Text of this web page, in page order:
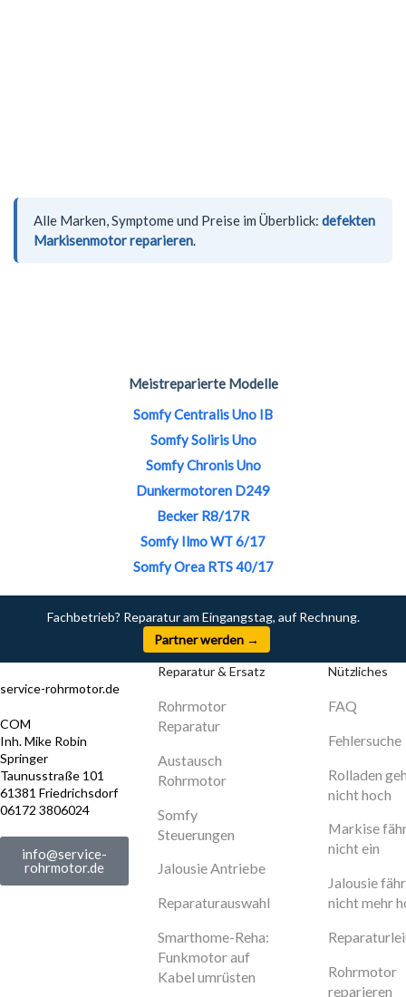
Alle Marken, Symptome und Preise im Überblick: defekten
Markisenmotor reparieren.
Meistreparierte Modelle
Somfy Centralis Uno IB
Somfy Soliris Uno
Somfy Chronis Uno
Dunkermotoren D249
Becker R8/17R
Somfy Ilmo WT 6/17
Somfy Orea RTS 40/17
Fachbetrieb? Reparatur am Eingangstag, auf Rechnung.
Partner werden →
service-rohrmotor.de
COM
Inh. Mike Robin
Springer
Taunusstraße 101
61381 Friedrichsdorf
06172 3806024
info@service-
rohrmotor.de
Reparatur & Ersatz
Rohrmotor
Reparatur
Austausch
Rohrmotor
Somfy
Steuerungen
Jalousie Antriebe
Reparaturauswahl
Smarthome-Reha:
Funkmotor auf
Kabel umrüsten
Nützliches
FAQ
Fehlersuche
Rolladen
nicht hoch
Markise
nicht ein
Jalousie
nicht mehr
Rohrmotor
reparieren